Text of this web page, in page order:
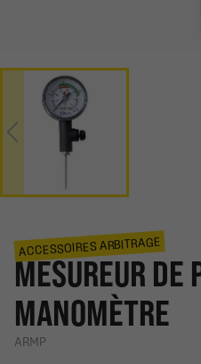
ACCESSOIRES ARBITRAGE
MESUREUR DE
MANOMÈTRE
ARMP